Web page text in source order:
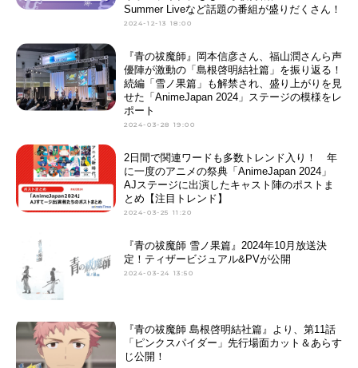
Summer Liveなど話題の番組が盛りだくさん！
2024-12-13 18:00
『青の祓魔師』岡本信彦さん、福山潤さんら声
優陣が激動の「島根啓明結社篇」を振り返る！
続編「雪ノ果篇」も解禁され、盛り上がりを見
せた「AnimeJapan 2024」ステージの模様をレ
ポート
2024-03-28 19:00
2日間で関連ワードも多数トレンド入り！ 年
に一度のアニメの祭典「AnimeJapan 2024」
AJステージに出演したキャスト陣のポストま
とめ【注目トレンド】
2024-03-25 11:20
『青の祓魔師 雪ノ果篇』2024年10月放送決
定！ティザービジュアル&PVが公開
2024-03-24 13:50
『青の祓魔師 島根啓明結社篇』より、第11話
「ピンクスパイダー」先行場面カット＆あらす
じ公開！